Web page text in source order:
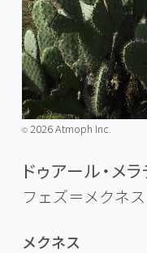
©️2026 Atmoph Inc.
ドゥアール・メ
フェズ＝メクネス
メクネス